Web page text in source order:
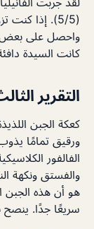
(5/5). إذا
واحصل على بعض
كانت السيدة
التقرير
كعكة الجبن
ورقيق تمامًا
الفالفور
والفستق ونكهة
هو أن هذه الجبن
سريعًا جدًا. ينصح